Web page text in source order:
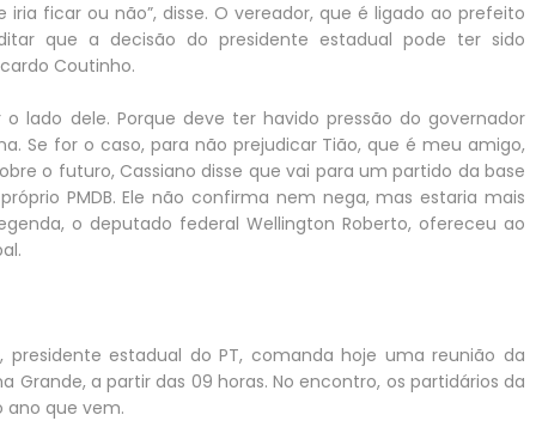
ficar ou não”, disse. O vereador, que é ligado ao prefeito
que a decisão do presidente estadual pode ter sido
Coutinho.
lado dele. Porque deve ter havido pressão do governador
Se for o caso, para não prejudicar Tião, que é meu amigo,
o futuro, Cassiano disse que vai para um partido da base
PMDB. Ele não confirma nem nega, mas estaria mais
o deputado federal Wellington Roberto, ofereceu ao
presidente estadual do PT, comanda hoje uma reunião da
Grande, a partir das 09 horas. No encontro, os partidários da
ano que vem.